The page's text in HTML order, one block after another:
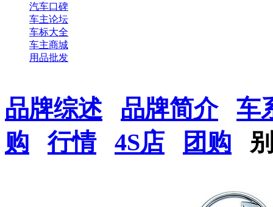
汽车口碑
车主论坛
车标大全
车主商城
用品批发
品牌综述 品牌简介
车
购
行情 4S店 团购